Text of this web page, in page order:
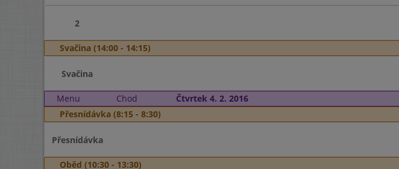
2
Svačina (14:00 - 14:15)
Svačina
Menu Chod
Čtvrtek 4. 2. 2016
Přesnídávka (8:15 - 8:30)
Přesnídávka
Oběd (10:30 - 13:30)